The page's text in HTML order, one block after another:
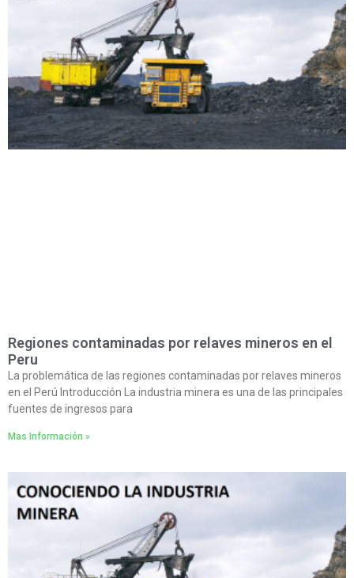
Regiones contaminadas por relaves mineros en el
Peru
La problemática de las regiones contaminadas por relaves mineros
en el Perú Introducción La industria minera es una de las principales
fuentes de ingresos para
Mas Información »